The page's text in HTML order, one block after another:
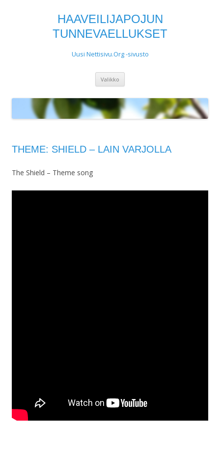
HAAVEILIJAPOJUN
TUNNEVAELLUKSET
Uusi Nettisivu.Org -sivusto
Valikko
THEME: SHIELD – LAIN VARJOLLA
The Shield – Theme song